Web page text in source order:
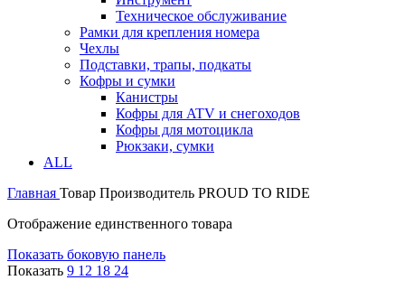
Техническое обслуживание
Рамки для крепления номера
Чехлы
Подставки, трапы, подкаты
Кофры и сумки
Канистры
Кофры для ATV и снегоходов
Кофры для мотоцикла
Рюкзаки, сумки
ALL
Главная Товар Производитель PROUD TO RIDE
Отображение единственного товара
Показать боковую панель
Показать 9 12 18 24